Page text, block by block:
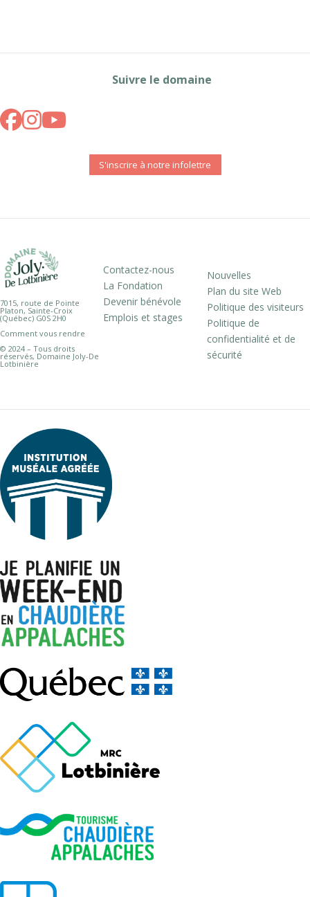
Suivre le domaine
S'inscrire à notre infolettre
7015, route de Pointe
Platon, Sainte-Croix
(Québec) G0S 2H0
Comment vous rendre
© 2024 – Tous droits
réservés, Domaine Joly-De
Lotbinière
Contactez-nous
La Fondation
Devenir bénévole
Emplois et stages
Nouvelles
Plan du site Web
Politique des visiteurs
Politique de
confidentialité et de
sécurité